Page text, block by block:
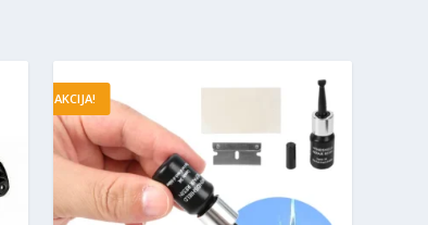
AKCIJA!